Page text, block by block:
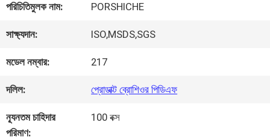
আমাদের
সম্পর্কে
কারখানা
ভ্রমণ
পরিচিতিমুলক নাম: PORSHICHE
সাক্ষ্যদান: ISO,MSDS,SGS
মডেল নম্বার: 217
দলিল: প্রোডাক্ট ব্রোশিওর পিডিএফ
ন্যূনতম চাহিদার
পরিমাণ:
100 বক্স